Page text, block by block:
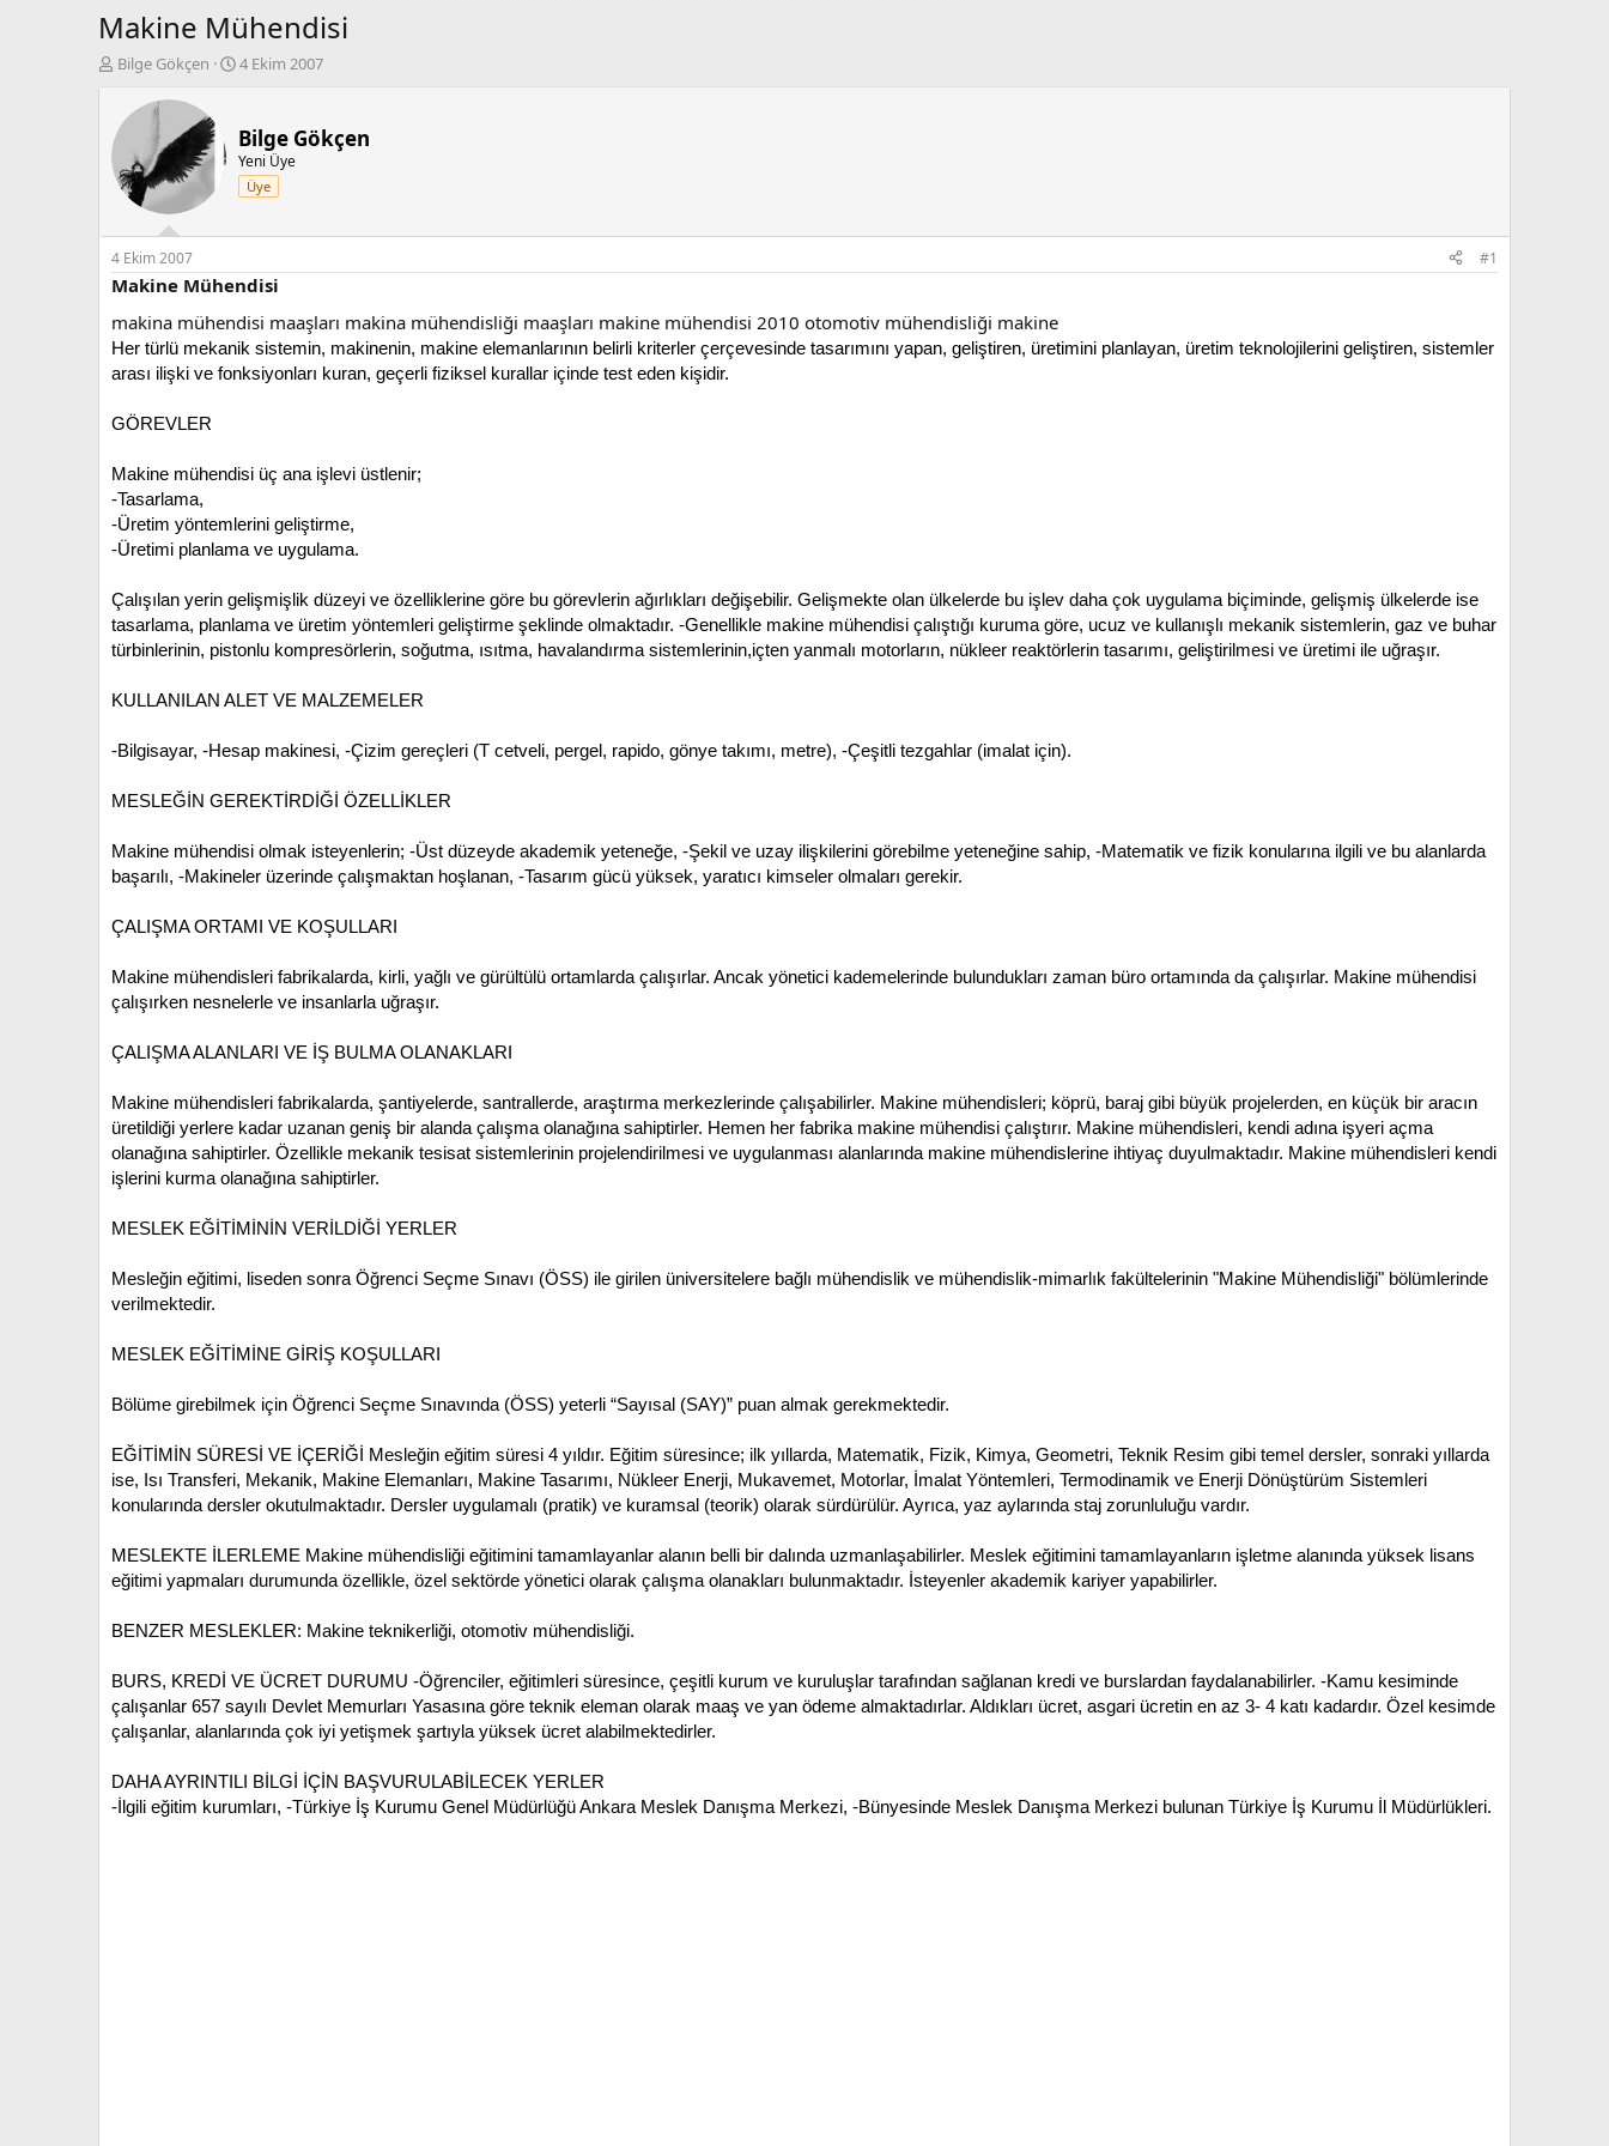
Makine Mühendisi
K
b
y
u
a
ş
l
a
t
a
Bilge Gökçen
B
l
a
n
g
ç
a
r
i
h
4 Ekim 2007
Bilge Gökçen
Yeni Üye
Üye
4 Ekim 2007 #1
Makine Mühendisi
makina mühendisi maaşları makina mühendisliği maaşları makine mühendisi 2010 otomotiv mühendisliği makine
Her türlü mekanik sistemin, makinenin, makine elemanlarının belirli kriterler çerçevesinde tasarımını yapan, geliştiren, üretimini planlayan, üretim teknolojilerini geliştiren, sistemler
arası ilişki ve fonksiyonları kuran, geçerli fiziksel kurallar içinde test eden kişidir.
GÖREVLER
Makine mühendisi üç ana işlevi üstlenir;
-Tasarlama,
-Üretim yöntemlerini geliştirme,
-Üretimi planlama ve uygulama.
Çalışılan yerin gelişmişlik düzeyi ve özelliklerine göre bu görevlerin ağırlıkları değişebilir. Gelişmekte olan ülkelerde bu işlev daha çok uygulama biçiminde, gelişmiş ülkelerde ise
tasarlama, planlama ve üretim yöntemleri geliştirme şeklinde olmaktadır. -Genellikle makine mühendisi çalıştığı kuruma göre, ucuz ve kullanışlı mekanik sistemlerin, gaz ve buhar
türbinlerinin, pistonlu kompresörlerin, soğutma, ısıtma, havalandırma sistemlerinin,içten yanmalı motorların, nükleer reaktörlerin tasarımı, geliştirilmesi ve üretimi ile uğraşır.
KULLANILAN ALET VE MALZEMELER
-Bilgisayar, -Hesap makinesi, -Çizim gereçleri (T cetveli, pergel, rapido, gönye takımı, metre), -Çeşitli tezgahlar (imalat için).
MESLEĞİN GEREKTİRDİĞİ ÖZELLİKLER
Makine mühendisi olmak isteyenlerin; -Üst düzeyde akademik yeteneğe, -Şekil ve uzay ilişkilerini görebilme yeteneğine sahip, -Matematik ve fizik konularına ilgili ve bu alanlarda
başarılı, -Makineler üzerinde çalışmaktan hoşlanan, -Tasarım gücü yüksek, yaratıcı kimseler olmaları gerekir.
ÇALIŞMA ORTAMI VE KOŞULLARI
Makine mühendisleri fabrikalarda, kirli, yağlı ve gürültülü ortamlarda çalışırlar. Ancak yönetici kademelerinde bulundukları zaman büro ortamında da çalışırlar. Makine mühendisi
çalışırken nesnelerle ve insanlarla uğraşır.
ÇALIŞMA ALANLARI VE İŞ BULMA OLANAKLARI
Makine mühendisleri fabrikalarda, şantiyelerde, santrallerde, araştırma merkezlerinde çalışabilirler. Makine mühendisleri; köprü, baraj gibi büyük projelerden, en küçük bir aracın
üretildiği yerlere kadar uzanan geniş bir alanda çalışma olanağına sahiptirler. Hemen her fabrika makine mühendisi çalıştırır. Makine mühendisleri, kendi adına işyeri açma
olanağına sahiptirler. Özellikle mekanik tesisat sistemlerinin projelendirilmesi ve uygulanması alanlarında makine mühendislerine ihtiyaç duyulmaktadır. Makine mühendisleri kendi
işlerini kurma olanağına sahiptirler.
MESLEK EĞİTİMİNİN VERİLDİĞİ YERLER
Mesleğin eğitimi, liseden sonra Öğrenci Seçme Sınavı (ÖSS) ile girilen üniversitelere bağlı mühendislik ve mühendislik-mimarlık fakültelerinin "Makine Mühendisliği" bölümlerinde
verilmektedir.
MESLEK EĞİTİMİNE GİRİŞ KOŞULLARI
Bölüme girebilmek için Öğrenci Seçme Sınavında (ÖSS) yeterli “Sayısal (SAY)” puan almak gerekmektedir.
EĞİTİMİN SÜRESİ VE İÇERİĞİ Mesleğin eğitim süresi 4 yıldır. Eğitim süresince; ilk yıllarda, Matematik, Fizik, Kimya, Geometri, Teknik Resim gibi temel dersler, sonraki yıllarda
ise, Isı Transferi, Mekanik, Makine Elemanları, Makine Tasarımı, Nükleer Enerji, Mukavemet, Motorlar, İmalat Yöntemleri, Termodinamik ve Enerji Dönüştürüm Sistemleri
konularında dersler okutulmaktadır. Dersler uygulamalı (pratik) ve kuramsal (teorik) olarak sürdürülür. Ayrıca, yaz aylarında staj zorunluluğu vardır.
MESLEKTE İLERLEME Makine mühendisliği eğitimini tamamlayanlar alanın belli bir dalında uzmanlaşabilirler. Meslek eğitimini tamamlayanların işletme alanında yüksek lisans
eğitimi yapmaları durumunda özellikle, özel sektörde yönetici olarak çalışma olanakları bulunmaktadır. İsteyenler akademik kariyer yapabilirler.
BENZER MESLEKLER: Makine teknikerliği, otomotiv mühendisliği.
BURS, KREDİ VE ÜCRET DURUMU -Öğrenciler, eğitimleri süresince, çeşitli kurum ve kuruluşlar tarafından sağlanan kredi ve burslardan faydalanabilirler. -Kamu kesiminde
çalışanlar 657 sayılı Devlet Memurları Yasasına göre teknik eleman olarak maaş ve yan ödeme almaktadırlar. Aldıkları ücret, asgari ücretin en az 3- 4 katı kadardır. Özel kesimde
çalışanlar, alanlarında çok iyi yetişmek şartıyla yüksek ücret alabilmektedirler.
DAHA AYRINTILI BİLGİ İÇİN BAŞVURULABİLECEK YERLER
-İlgili eğitim kurumları, -Türkiye İş Kurumu Genel Müdürlüğü Ankara Meslek Danışma Merkezi, -Bünyesinde Meslek Danışma Merkezi bulunan Türkiye İş Kurumu İl Müdürlükleri.